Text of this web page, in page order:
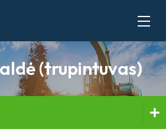
IR VOLAI
(trupintuvas)